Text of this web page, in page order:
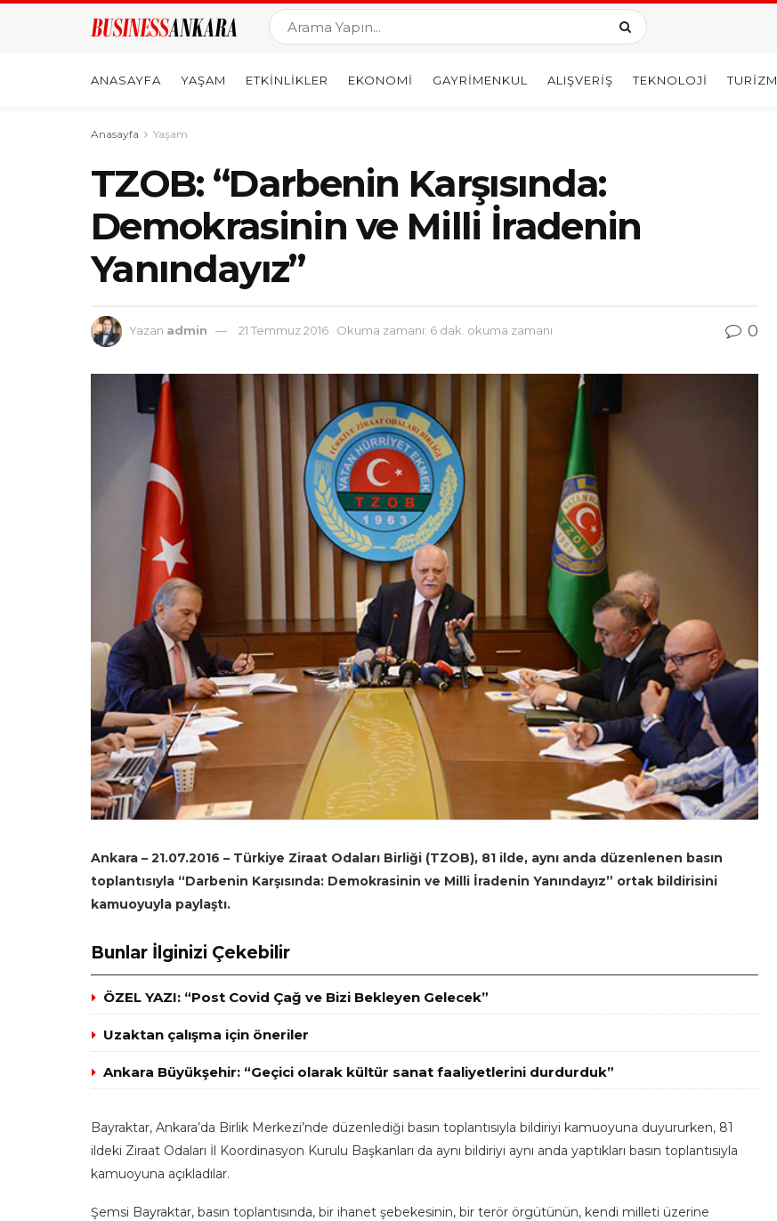
ANASAYFA YAŞAM ETKINLIKLER EKONOMI GAYRIMENKUL ALIŞVERIŞ TEKNOLOJI TURIZM
Anasayfa Yaşam
TZOB: “Darbenin Karşısında:
Demokrasinin ve Milli İradenin
Yanındayız”
Yazan admin 21 Temmuz 2016 Okuma zamanı: 6 dak. okuma zamanı 0
Ankara – 21.07.2016 – Türkiye Ziraat Odaları Birliği (TZOB), 81 ilde, aynı anda düzenlenen basın
toplantısıyla “Darbenin Karşısında: Demokrasinin ve Milli İradenin Yanındayız” ortak bildirisini
kamuoyuyla paylaştı.
Bunlar İlginizi Çekebilir
ÖZEL YAZI: “Post Covid Çağ ve Bizi Bekleyen Gelecek”
Uzaktan çalışma için öneriler
Ankara Büyükşehir: “Geçici olarak kültür sanat faaliyetlerini durdurduk”
Bayraktar, Ankara’da Birlik Merkezi’nde düzenlediği basın toplantısıyla bildiriyi kamuoyuna duyururken, 81
ildeki Ziraat Odaları İl Koordinasyon Kurulu Başkanları da aynı bildiriyi aynı anda yaptıkları basın toplantısıyla
kamuoyuna açıkladılar.
Şemsi Bayraktar, basın toplantısında, bir ihanet şebekesinin, bir terör örgütünün, kendi milleti üzerine